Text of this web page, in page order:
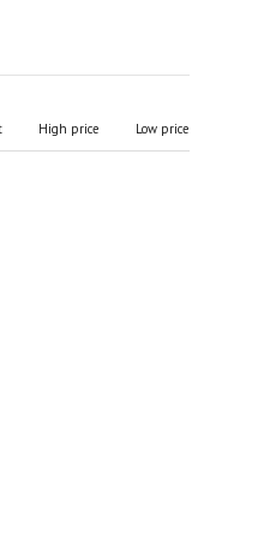
High price Low price